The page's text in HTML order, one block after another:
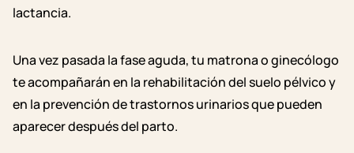
lactancia.
Una vez pasada la fase aguda, tu matrona o ginecólogo
te acompañarán en la rehabilitación del suelo pélvico y
en la prevención de trastornos urinarios que pueden
aparecer después del parto.